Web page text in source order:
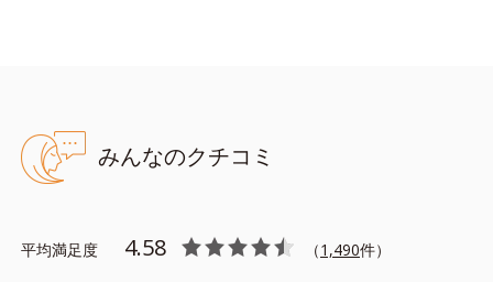
全身用：手足や背中など広い範囲に
背中や手足、広い範囲のカサつきに。肌の水分を補い、肌あれを
みんなのクチコミ
平均満足度 4.58 （1,490件）